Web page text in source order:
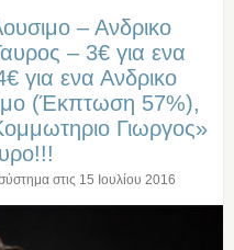
– Ανδρικο
– 3€ για ενα
για ενα Ανδρικο
(Έκπτωση 57%),
Γιωργος»
στις 15 Ιουλίου 2016